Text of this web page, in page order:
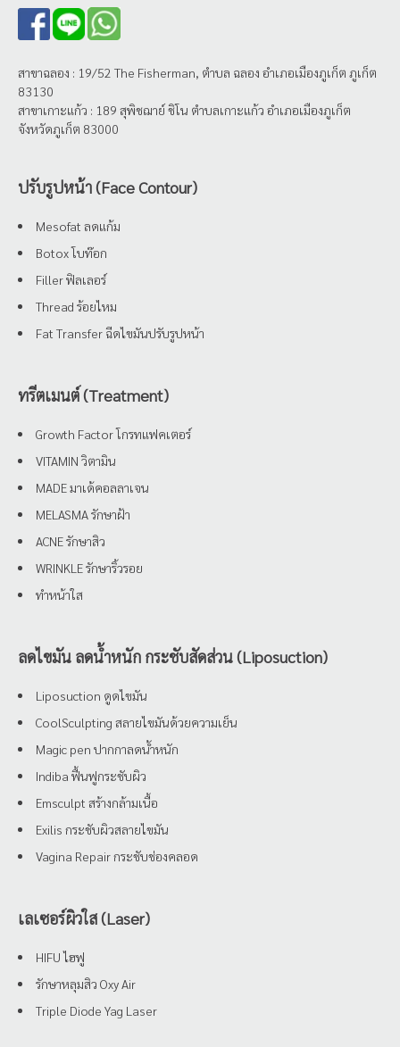
สาขาฉลอง : 19/52 The Fisherman, ตำบล ฉลอง อำเภอเมืองภูเก็ต ภูเก็ต
83130
สาขาเกาะแก้ว : 189 สุพิชฌาย์ ชิโน ตำบลเกาะแก้ว อำเภอเมืองภูเก็ต
จังหวัดภูเก็ต 83000
ปรับรูปหน้า (Face Contour)
Mesofat ลดแก้ม
Botox โบท๊อก
Filler ฟิลเลอร์
Thread ร้อยไหม
Fat Transfer ฉีดไขมันปรับรูปหน้า
ทรีตเมนต์ (Treatment)
Growth Factor โกรทแฟคเตอร์
VITAMIN วิตามิน
MADE มาเด้คอลลาเจน
MELASMA รักษาฝ้า
ACNE รักษาสิว
WRINKLE รักษาริ้วรอย
ทำหน้าใส
ลดไขมัน ลดน้ำหนัก กระชับสัดส่วน (Liposuction)
Liposuction ดูดไขมัน
CoolSculpting สลายไขมันด้วยความเย็น
Magic pen ปากกาลดน้ำหนัก
Indiba ฟื้นฟูกระชับผิว
Emsculpt สร้างกล้ามเนื้อ
Exilis กระชับผิวสลายไขมัน
Vagina Repair กระชับช่องคลอด
เลเซอร์ผิวใส (Laser)
HIFU ไฮฟู
รักษาหลุมสิว Oxy Air
Triple Diode Yag Laser